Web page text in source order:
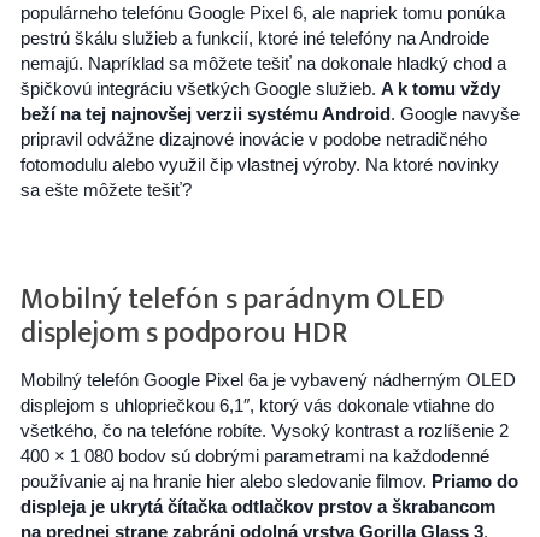
populárneho telefónu Google Pixel 6, ale napriek tomu ponúka
pestrú škálu služieb a funkcií, ktoré iné telefóny na Androide
nemajú. Napríklad sa môžete tešiť na dokonale hladký chod a
špičkovú integráciu všetkých Google služieb. A k tomu vždy
beží na tej najnovšej verzii systému Android. Google navyše
pripravil odvážne dizajnové inovácie v podobe netradičného
fotomodulu alebo využil čip vlastnej výroby. Na ktoré novinky
sa ešte môžete tešiť?
Mobilný telefón s parádnym OLED
displejom s podporou HDR
Mobilný telefón Google Pixel 6a je vybavený nádherným OLED
displejom s uhlopriečkou 6,1″, ktorý vás dokonale vtiahne do
všetkého, čo na telefóne robíte. Vysoký kontrast a rozlíšenie 2
400 × 1 080 bodov sú dobrými parametrami na každodenné
používanie aj na hranie hier alebo sledovanie filmov. Priamo do
displeja je ukrytá čítačka odtlačkov prstov a škrabancom
na prednej strane zabráni odolná vrstva Gorilla Glass 3.